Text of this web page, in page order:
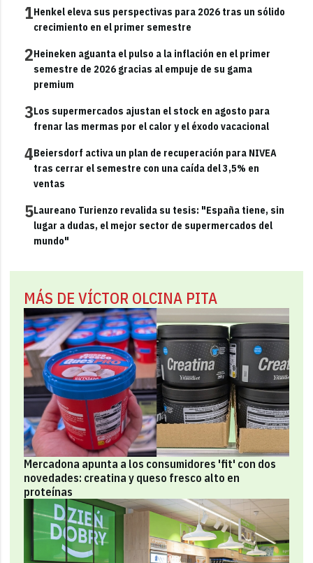
1Henkel eleva sus perspectivas para 2026 tras un sólido
crecimiento en el primer semestre
2Heineken aguanta el pulso a la inflación en el primer
semestre de 2026 gracias al empuje de su gama
premium
3Los supermercados ajustan el stock en agosto para
frenar las mermas por el calor y el éxodo vacacional
4Beiersdorf activa un plan de recuperación para NIVEA
tras cerrar el semestre con una caída del 3,5% en
ventas
5Laureano Turienzo revalida su tesis: "España tiene, sin
lugar a dudas, el mejor sector de supermercados del
mundo"
MÁS DE VÍCTOR OLCINA PITA
Mercadona apunta a los consumidores 'fit' con dos
novedades: creatina y queso fresco alto en
proteínas